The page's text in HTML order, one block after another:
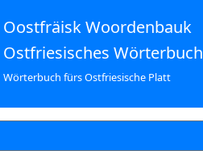
Oostfräisk Woordenbauk
Ostfriesisches Wörterbuch
Wörterbuch fürs Ostfriesische Platt